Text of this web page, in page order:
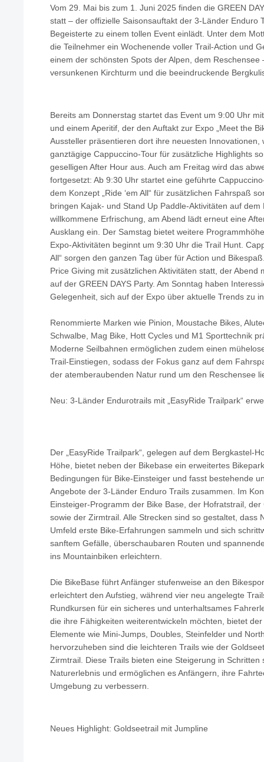
Vom 29. Mai bis zum 1. Juni 2025 finden die GREEN
statt – der offizielle Saisonsauftakt der 3-Länder Enduro
Begeisterte zu einem tollen Event einlädt. Unter dem
die Teilnehmer ein Wochenende voller Trail-Action und
einem der schönsten Spots der Alpen, dem
versunkenen Kirchturm und die beeindruckende
Bereits am Donnerstag startet das Event um 9:00 Uhr
und einem Aperitif, der den Auftakt zur Expo „Meet the
Aussteller präsentieren dort ihre neuesten Innovationen,
ganztägige Cappuccino-Tour für zusätzliche Highlights
geselligen After Hour aus. Auch am Freitag wird das
fortgesetzt: Ab 9:30 Uhr startet eine geführte
dem Konzept „Ride ‘em All“ für zusätzlichen Fahrspaß
bringen Kajak- und Stand Up Paddle-Aktivitäten auf dem
willkommene Erfrischung, am Abend lädt erneut eine
Ausklang ein. Der Samstag bietet weitere
Expo-Aktivitäten beginnt um 9:30 Uhr die Trail Hunt.
All“ sorgen den ganzen Tag über für Action und
Price Giving mit zusätzlichen Aktivitäten statt, der Abend
auf der GREEN DAYS Party. Am Sonntag haben
Gelegenheit, sich auf der Expo über aktuelle Trends zu
Renommierte Marken wie Pinion, Moustache Bikes,
Schwalbe, Mag Bike, Hott Cycles und M1 Sporttechnik
Moderne Seilbahnen ermöglichen zudem einen
Trail-Einstiegen, sodass der Fokus ganz auf dem
der atemberaubenden Natur rund um den Reschensee
Neu: 3-Länder Endurotrails mit „EasyRide Trailpark“
Der „EasyRide Trailpark“, gelegen auf dem Bergkastel-
Höhe, bietet neben der Bikebase ein erweitertes
Bedingungen für Bike-Einsteiger und fasst bestehende
Angebote der 3-Länder Enduro Trails zusammen. Im
Einsteiger-Programm der Bike Base, der Hofratstrail,
sowie der Zirmtrail. Alle Strecken sind so gestaltet, dass
Umfeld erste Bike-Erfahrungen sammeln und sich
sanftem Gefälle, überschaubaren Routen und
ins Mountainbiken erleichtern.
Die BikeBase führt Anfänger stufenweise an den
erleichtert den Aufstieg, während vier neu angelegte
Rundkursen für ein sicheres und unterhaltsames
die ihre Fähigkeiten weiterentwickeln möchten, bietet der
Elemente wie Mini-Jumps, Doubles, Steinfelder und
hervorzuheben sind die leichteren Trails wie der
Zirmtrail. Diese Trails bieten eine Steigerung in Schritten
Naturerlebnis und ermöglichen es Anfängern, ihre
Umgebung zu verbessern.
Neues Highlight: Goldseetrail mit Jumpline